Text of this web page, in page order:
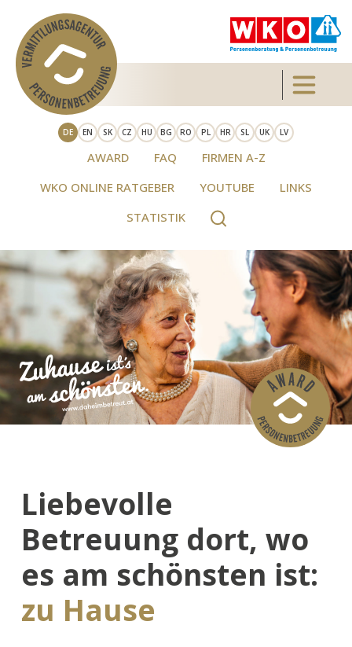
Direkt zum Inhalt Toggle
DE EN SK CZ HU BG RO PL HR SL UK LV
AWARD FAQ
FIRMEN A-Z
WKO ONLINE RATGEBER
YOUTUBE
LINKS
STATISTIK
Liebevolle
Betreuung dort, wo
es am schönsten ist:
zu Hause